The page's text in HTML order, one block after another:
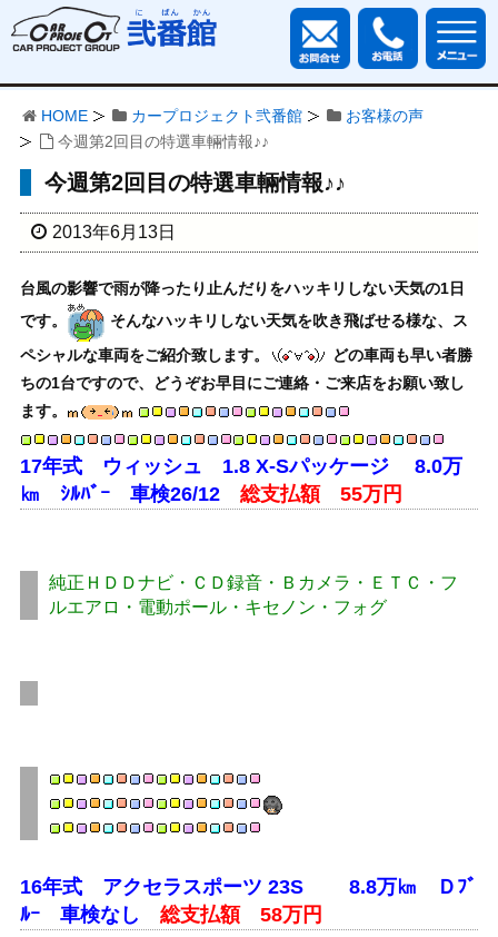
HOME カープロジェクト弐番館
お客様の声
今週第2回目の特選車輛情報♪♪
今週第2回目の特選車輛情報♪♪
2013年6月13日
台風の影響で雨が降ったり止んだりをハッキリしない天気の1日
です。
そんなハッキリしない天気を吹き飛ばせる様な、ス
ペシャルな車両をご紹介致します。
どの車両も早い者勝
ちの1台ですので、どうぞお早目にご連絡・ご来店をお願い致し
ます。
17年式 ウィッシュ 1.8 X-Sパッケージ 8.0万
㎞ ｼﾙﾊﾞｰ 車検26/12 総支払額 55万円
純正ＨＤＤナビ・ＣＤ録音・Ｂカメラ・ＥＴＣ・フ
ルエアロ・電動ポール・キセノン・フォグ
16年式 アクセラスポーツ 23S 8.8万㎞ Ｄﾌﾞ
ﾙｰ 車検なし 総支払額 58万円